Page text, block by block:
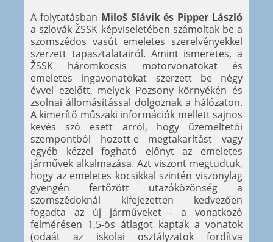
A folytatásban Miloš Slávik és Pipper László
a szlovák ŽSSK képviseletében számoltak be a
szomszédos vasút emeletes szerelvényekkel
szerzett tapasztalatairól. Amint ismeretes, a
ŽSSK háromkocsis motorvonatokat és
emeletes ingavonatokat szerzett be négy
évvel ezelőtt, melyek Pozsony környékén és
zsolnai állomásítással dolgoznak a hálózaton.
A kimerítő műszaki információk mellett sajnos
kevés szó esett arról, hogy üzemeltetői
szempontból hozott-e megtakarítást vagy
egyéb kézzel fogható előnyt az emeletes
járművek alkalmazása. Azt viszont megtudtuk,
hogy az emeletes kocsikkal szintén viszonylag
gyengén fertőzött utazóközönség a
szomszédoknál kifejezetten kedvezően
fogadta az új járműveket - a vonatkozó
felmérésen 1,5-ös átlagot kaptak a vonatok
(odaát az iskolai osztályzatok fordítva